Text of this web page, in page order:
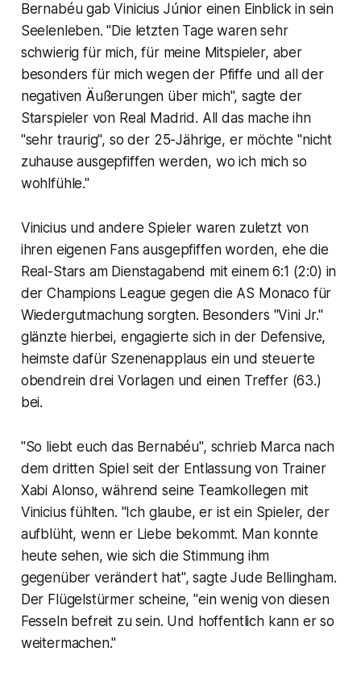
Bernabéu gab Vinicius Júnior einen Einblick in sein
Seelenleben. "Die letzten Tage waren sehr
schwierig für mich, für meine Mitspieler, aber
besonders für mich wegen der Pfiffe und all der
negativen Äußerungen über mich", sagte der
Starspieler von Real Madrid. All das mache ihn
"sehr traurig", so der 25-Jährige, er möchte "nicht
zuhause ausgepfiffen werden, wo ich mich so
wohlfühle."
Vinicius und andere Spieler waren zuletzt von
ihren eigenen Fans ausgepfiffen worden, ehe die
Real-Stars am Dienstagabend mit einem 6:1 (2:0) in
der Champions League gegen die AS Monaco für
Wiedergutmachung sorgten. Besonders "Vini Jr."
glänzte hierbei, engagierte sich in der Defensive,
heimste dafür Szenenapplaus ein und steuerte
obendrein drei Vorlagen und einen Treffer (63.)
bei.
"So liebt euch das Bernabéu", schrieb Marca nach
dem dritten Spiel seit der Entlassung von Trainer
Xabi Alonso, während seine Teamkollegen mit
Vinicius fühlten. "Ich glaube, er ist ein Spieler, der
aufblüht, wenn er Liebe bekommt. Man konnte
heute sehen, wie sich die Stimmung ihm
gegenüber verändert hat", sagte Jude Bellingham.
Der Flügelstürmer scheine, "ein wenig von diesen
Fesseln befreit zu sein. Und hoffentlich kann er so
weitermachen."